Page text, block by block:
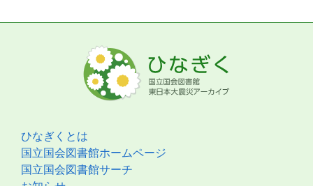
ひなぎくとは
国立国会図書館ホームページ
国立国会図書館サーチ